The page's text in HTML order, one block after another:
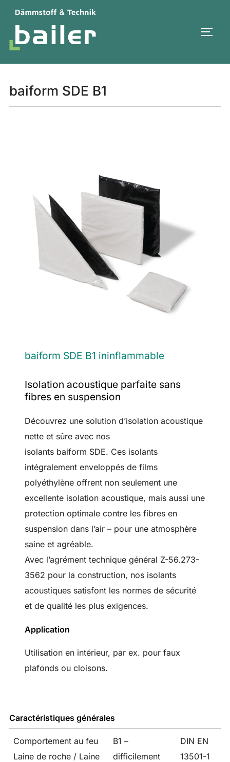
contenu
baiform SDE B1
baiform SDE B1 ininflammable
Isolation acoustique parfaite sans
fibres en suspension
Découvrez une solution d’isolation acoustique
nette et sûre avec nos
isolants baiform SDE. Ces isolants
intégralement enveloppés de films
polyéthylène offrent non seulement une
excellente isolation acoustique, mais aussi une
protection optimale contre les fibres en
suspension dans l’air – pour une atmosphère
saine et agréable.
Avec l’agrément technique général Z-56.273-
3562 pour la construction, nos isolants
acoustiques satisfont les normes de sécurité
et de qualité les plus exigences.
Application
Utilisation en intérieur, par ex. pour faux
plafonds ou cloisons.
Caractéristiques générales
Comportement au feu
Laine de roche / Laine
B1 –
difficilement
DIN EN
13501-1